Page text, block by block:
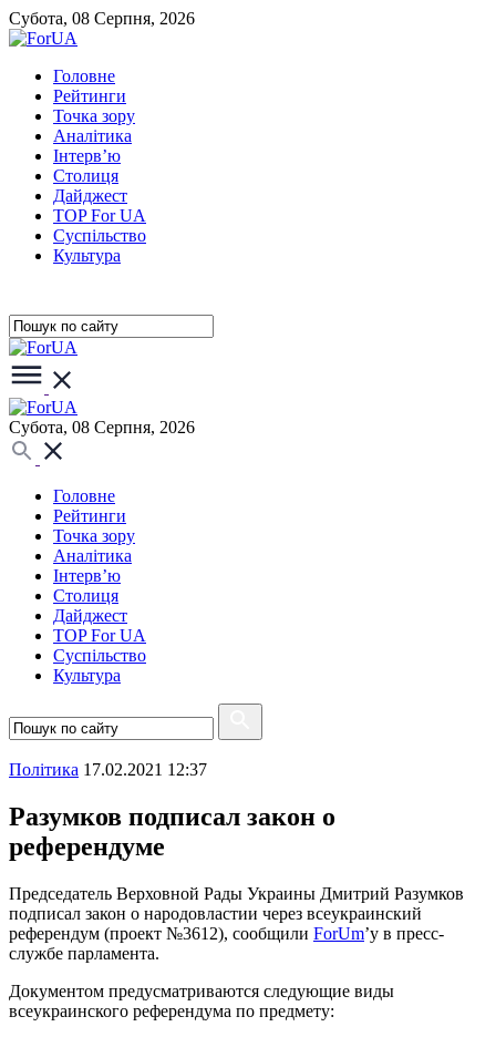
Субота, 08 Серпня, 2026
Головне
Рейтинги
Точка зору
Аналітика
Інтерв’ю
Столиця
Дайджест
TOP For UA
Суспiльство
Культура
Субота, 08 Серпня, 2026
Головне
Рейтинги
Точка зору
Аналітика
Інтерв’ю
Столиця
Дайджест
TOP For UA
Суспiльство
Культура
Полiтика 17.02.2021 12:37
Разумков подписал закон о
референдуме
Председатель Верховной Рады Украины Дмитрий Разумков
подписал закон о народовластии через всеукраинский
референдум (проект №3612), сообщили ForUm’у в пресс-
службе парламента.
Документом предусматриваются следующие виды
всеукраинского референдума по предмету: